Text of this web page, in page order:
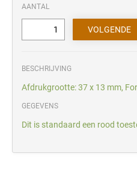
AANTAL
BESCHRIJVING
Afdrukgrootte: 37 x 13 mm,
GEGEVENS
Dit is standaard een rood